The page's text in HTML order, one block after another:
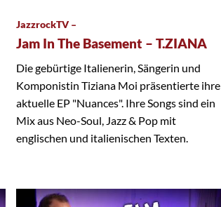
JazzrockTV –
Jam In The Basement – T.ZIANA
Die gebürtige Italienerin, Sängerin und
Komponistin Tiziana Moi präsentierte ihre
aktuelle EP "Nuances". Ihre Songs sind ein
Mix aus Neo-Soul, Jazz & Pop mit
englischen und italienischen Texten.